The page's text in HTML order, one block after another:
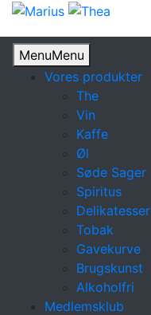
MenuMenu
Vores produkter
The
Vin
Kaffe
Øl
Søde Sager
Spiritus
Delikatesser
Tobak
Gavekurve
Brugskunst
Alkoholfri
Medlemsklub